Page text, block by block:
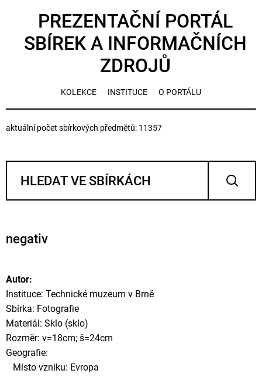
PREZENTAČNÍ PORTÁL
SBÍREK A INFORMAČNÍCH
ZDROJŮ
KOLEKCE INSTITUCE O PORTÁLU
aktuální počet sbírkových předmětů: 11357
negativ
Autor:
Instituce: Technické muzeum v Brně
Sbírka: Fotografie
Materiál: Sklo (sklo)
Rozměr: v=18cm; š=24cm
Geografie:
Místo vzniku: Evropa